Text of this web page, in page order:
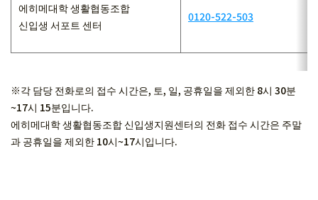
에히메대학 생활협동조합
신입생 서포트 센터
0120-522-503
※각 담당 전화로의 접수 시간은, 토, 일, 공휴일을 제외한 8시 30분
~17시 15분입니다.
에히메대학 생활협동조합 신입생지원센터의 전화 접수 시간은 주말
과 공휴일을 제외한 10시~17시입니다.